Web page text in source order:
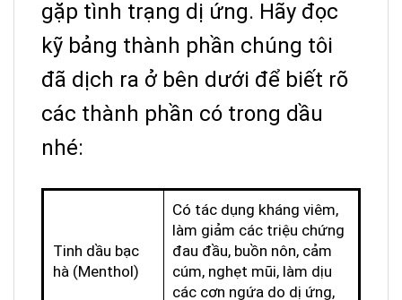
gặp tình trạng dị ứng. Hãy đọc
kỹ bảng thành phần chúng tôi
đã dịch ra ở bên dưới để biết rõ
các thành phần có trong dầu
nhé:
Tinh dầu bạc
hà (Menthol)
Có tác dụng kháng viêm,
làm giảm các triệu chứng
đau đầu, buồn nôn, cảm
cúm, nghẹt mũi, làm dịu
các cơn ngứa do dị ứng,